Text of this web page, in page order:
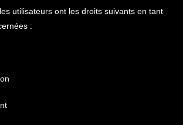
utilisateurs ont les droits suivants en tant
: